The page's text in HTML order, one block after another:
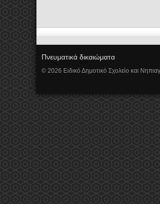
Πνευματικά δικαιώματα
© 2026 Ειδικό Δημοτικό Σχολείο και